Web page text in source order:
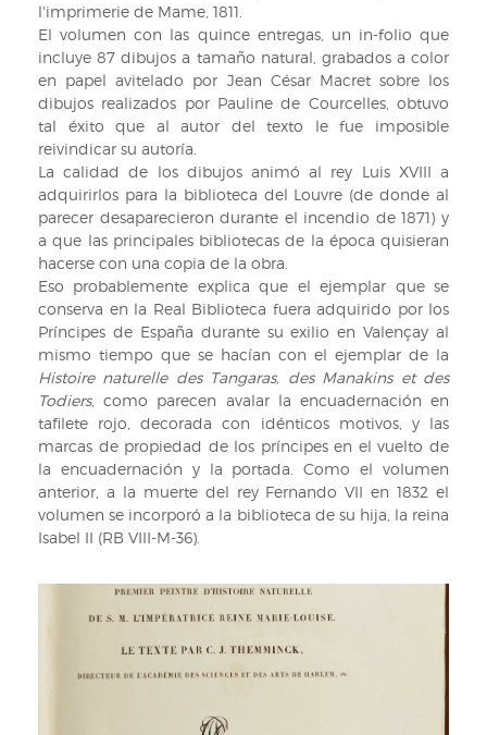
l'imprimerie de Mame, 1811.
El volumen con las quince entregas, un in-folio que
incluye 87 dibujos a tamaño natural, grabados a color
en papel avitelado por Jean César Macret sobre los
dibujos realizados por Pauline de Courcelles, obtuvo
tal éxito que al autor del texto le fue imposible
reivindicar su autoría.
La calidad de los dibujos animó al rey Luis XVIII a
adquirirlos para la biblioteca del Louvre (de donde al
parecer desaparecieron durante el incendio de 1871) y
a que las principales bibliotecas de la época quisieran
hacerse con una copia de la obra.
Eso probablemente explica que el ejemplar que se
conserva en la Real Biblioteca fuera adquirido por los
Príncipes de España durante su exilio en Valençay al
mismo tiempo que se hacían con el ejemplar de la
Histoire naturelle des Tangaras, des Manakins et des
Todiers, como parecen avalar la encuadernación en
tafilete rojo, decorada con idénticos motivos, y las
marcas de propiedad de los príncipes en el vuelto de
la encuadernación y la portada. Como el volumen
anterior, a la muerte del rey Fernando VII en 1832 el
volumen se incorporó a la biblioteca de su hija, la reina
Isabel II (RB VIII-M-36).